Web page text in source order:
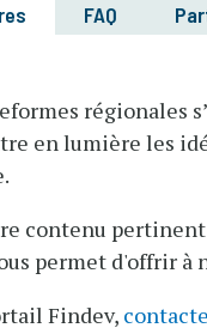
FAQ
en lumière les
contenu
permet d'offrir
Findev,